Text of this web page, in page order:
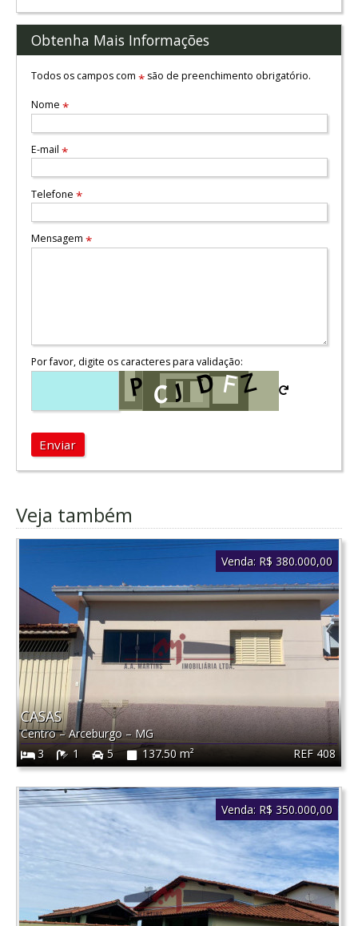
Obtenha Mais Informações
Todos os campos com *são de preenchimento obrigatório.
Nome *
E-mail *
Telefone *
Mensagem *
Por favor, digite os caracteres para validação:
Enviar
Veja também
REF 408
CASAS
Centro–Arceburgo–MG
3
1 5 137.50 m²
Venda: R$ 380.000,00
Venda: R$ 350.000,00